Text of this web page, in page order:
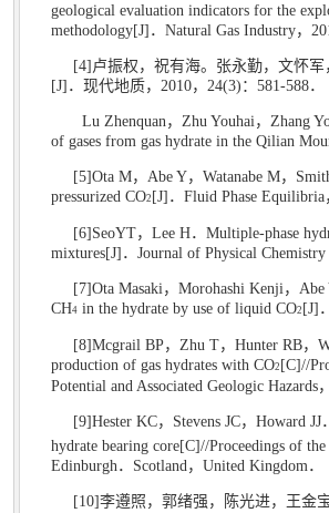
geological evaluation indicators for the
methodology[J] ． Natural Gas Industry，
[4] 卢振权，祝有海。张永勤，文怀
[J] ．现代地质， 2010， 24(3) ： 581-588．
Lu Zhenquan ， Zhu Youhai ， Zhang
of gases from gas hydrate in the Qilian
[5]Ota M， Abe Y， Watanabe M，
pressurized CO2 [J] ． Fluid Phase Equilibria
[6]SeoYT， Lee H． Multiple-phase
mixtures[J] ． Journal of Physical
[7]Ota Masaki ， Morohashi Kenji ， Abe
CH4 in the hydrate by use of liquid CO2 [J] ．
[8]Mcgrail BP， Zhu T， Hunter RB，
production of gas hydrates with CO2 [C]//
Potential and Associated Geologic Hazards，
[9]Hester KC， Stevens JC， Howard JJ．
hydrate bearing core[C]//Proceedings of the
Edinburgh． Scotland， United Kingdom．
[10]李遵照，郭绪强，陈光进，王金